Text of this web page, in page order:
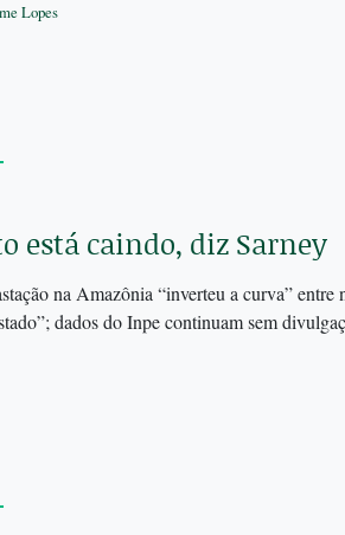
Lopes
está caindo, diz Sarney
na Amazônia “inverteu a curva” entre
dados do Inpe continuam sem